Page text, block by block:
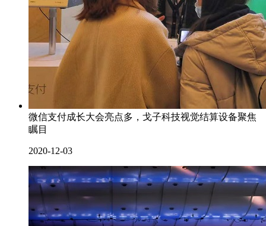
微信支付成长大会亮点多，戈子科技视觉结算设备聚焦
瞩目
2020-12-03